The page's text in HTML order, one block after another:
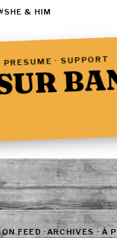
& HIM
· SUPPORT
FEED · ARCHIVES·À